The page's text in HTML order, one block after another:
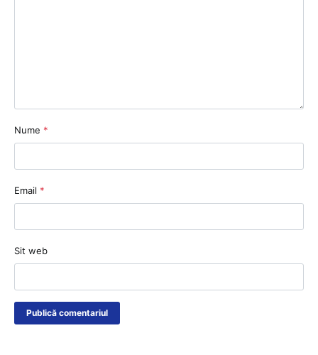
Nume *
Email *
Sit web